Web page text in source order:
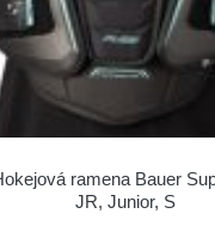
ramena Bauer
JR, Junior, S